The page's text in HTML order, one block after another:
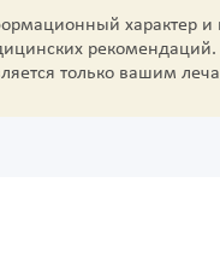
характер
рекомендаций.
только вашим